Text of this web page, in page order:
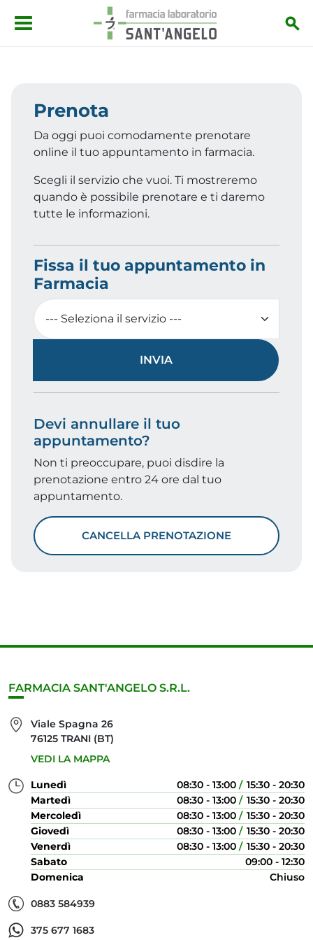
Salta al contenuto principale
Prenota
Da oggi puoi comodamente prenotare
online il tuo appuntamento in farmacia.
Scegli il servizio che vuoi. Ti mostreremo
quando è possibile prenotare e ti daremo
tutte le informazioni.
Fissa il tuo appuntamento in
Farmacia
INVIA
Devi annullare il tuo
appuntamento?
Non ti preoccupare, puoi disdire la
prenotazione entro 24 ore dal tuo
appuntamento.
CANCELLA PRENOTAZIONE
FARMACIA SANT'ANGELO S.R.L.
Viale Spagna 26
76125 TRANI (BT)
VEDI LA MAPPA
Lunedì 08:30 - 13:00
15:30 - 20:30
Martedì
08:30 - 13:00
15:30 - 20:30
Mercoledì
08:30 - 13:00
15:30 - 20:30
Giovedì
08:30 - 13:00
15:30 - 20:30
Venerdì
08:30 - 13:00
15:30 - 20:30
Sabato
09:00 - 12:30
Domenica
Chiuso
0883 584939
375 677 1683